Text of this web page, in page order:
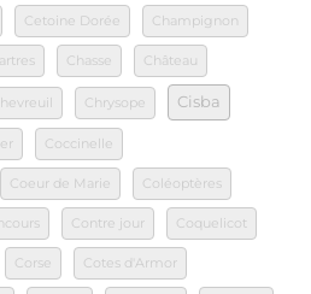
Cetoine Dorée Champignon
Chasse Château
Chrysope Cisba
Coccinelle
Coeur de Marie Coléoptères
Contre jour Coquelicot
Corse Cotes d'Armor